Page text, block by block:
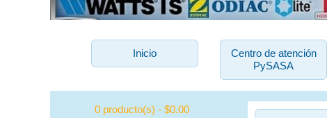
Inicio
Centro de atención
PySASA
0 producto(s) - $0.00